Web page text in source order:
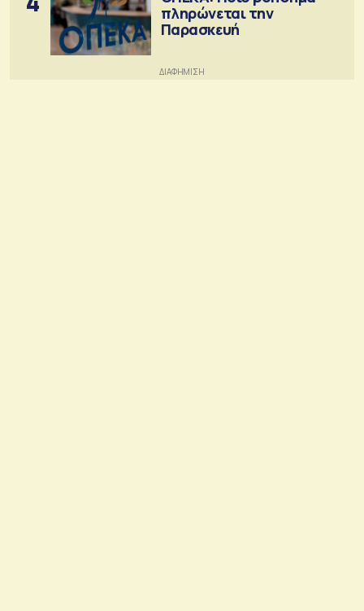
πληρώνεται την
Παρασκευή